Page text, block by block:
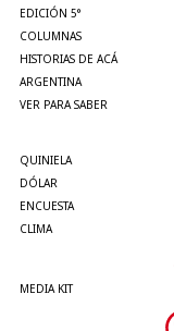
EDICIÓN 5°
COLUMNAS
HISTORIAS DE ACÁ
ARGENTINA
VER PARA SABER
QUINIELA
DÓLAR
ENCUESTA
CLIMA
MEDIA KIT